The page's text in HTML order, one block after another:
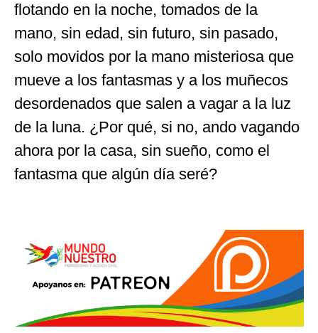
flotando en la noche, tomados de la
mano, sin edad, sin futuro, sin pasado,
solo movidos por la mano misteriosa que
mueve a los fantasmas y a los muñecos
desordenados que salen a vagar a la luz
de la luna. ¿Por qué, si no, ando vagando
ahora por la casa, sin sueño, como el
fantasma que algún día seré?